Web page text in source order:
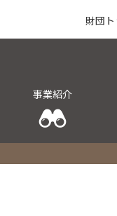
財団
事業紹介